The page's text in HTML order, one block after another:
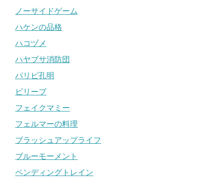
ノーサイドゲーム
ハケンの品格
ハコヅメ
ハヤブサ消防団
パリピ孔明
ビリーブ
フェイクマミー
フェルマーの料理
ブラッシュアップライフ
ブルーモーメント
ペンディングトレイン